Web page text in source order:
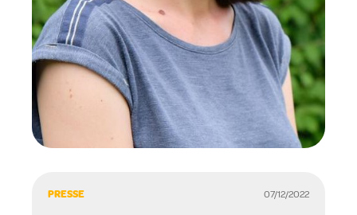
PRESSE 07/12/2022